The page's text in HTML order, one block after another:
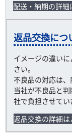
配送・納期の詳細
返品交換につ
イメージの違い
さい。
不良品の対応は、
当社が不良品と
社で負担させてい
返品交換の詳細は